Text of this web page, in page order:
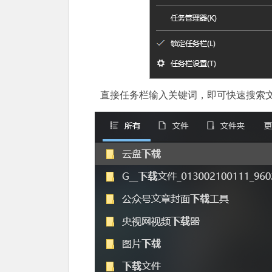
直接任务栏输入关键词，即可快速搜索